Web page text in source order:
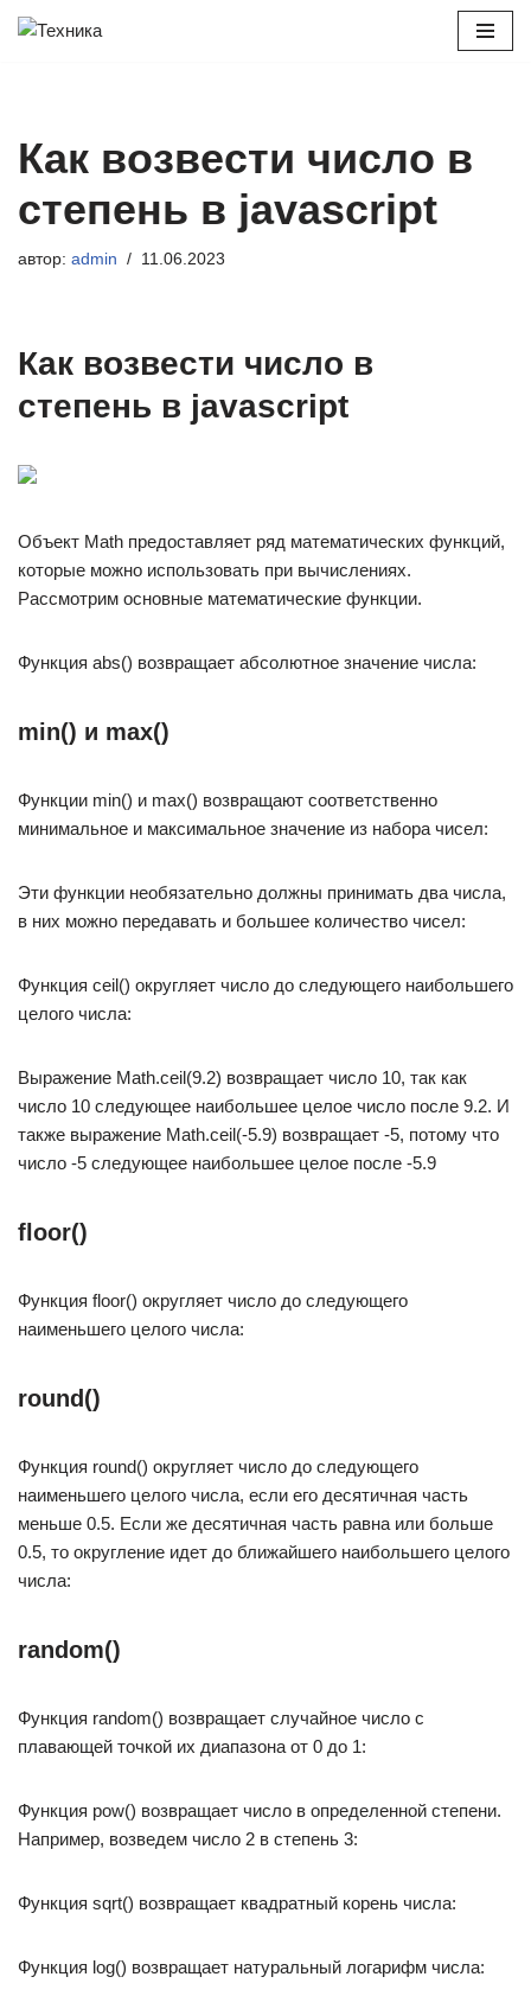
Как возвести число в
степень в javascript
автор: admin 11.06.2023
Как возвести число в
степень в javascript
Объект Math предоставляет ряд математических функций,
которые можно использовать при вычислениях.
Рассмотрим основные математические функции.
Функция abs() возвращает абсолютное значение числа:
min() и max()
Функции min() и max() возвращают соответственно
минимальное и максимальное значение из набора чисел:
Эти функции необязательно должны принимать два числа,
в них можно передавать и большее количество чисел:
Функция ceil() округляет число до следующего наибольшего
целого числа:
Выражение Math.ceil(9.2) возвращает число 10, так как
число 10 следующее наибольшее целое число после 9.2. И
также выражение Math.ceil(-5.9) возвращает -5, потому что
число -5 следующее наибольшее целое после -5.9
floor()
Функция floor() округляет число до следующего
наименьшего целого числа:
round()
Функция round() округляет число до следующего
наименьшего целого числа, если его десятичная часть
меньше 0.5. Если же десятичная часть равна или больше
0.5, то округление идет до ближайшего наибольшего целого
числа:
random()
Функция random() возвращает случайное число с
плавающей точкой их диапазона от 0 до 1:
Функция pow() возвращает число в определенной степени.
Например, возведем число 2 в степень 3:
Функция sqrt() возвращает квадратный корень числа:
Функция log() возвращает натуральный логарифм числа: